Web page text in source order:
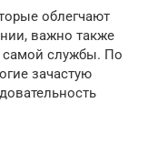
облегчают
важно также
самой службы. По
зачастую